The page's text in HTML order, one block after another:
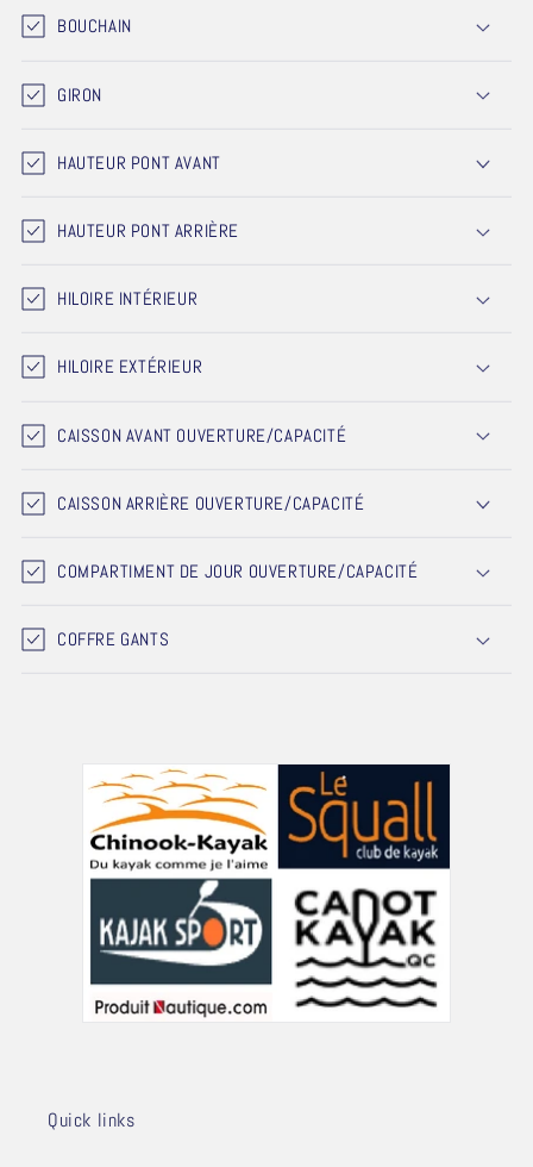
BOUCHAIN
GIRON
HAUTEUR PONT AVANT
HAUTEUR PONT ARRIÈRE
HILOIRE INTÉRIEUR
HILOIRE EXTÉRIEUR
CAISSON AVANT OUVERTURE/CAPACITÉ
CAISSON ARRIÈRE OUVERTURE/CAPACITÉ
COMPARTIMENT DE JOUR OUVERTURE/CAPACITÉ
COFFRE GANTS
Quick links